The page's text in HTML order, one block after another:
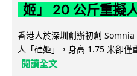
姬」 20 公斤重擬
香港人於深圳創辦初創
人「硅姬」，身高 1.75 米卻僅
閱讀全文